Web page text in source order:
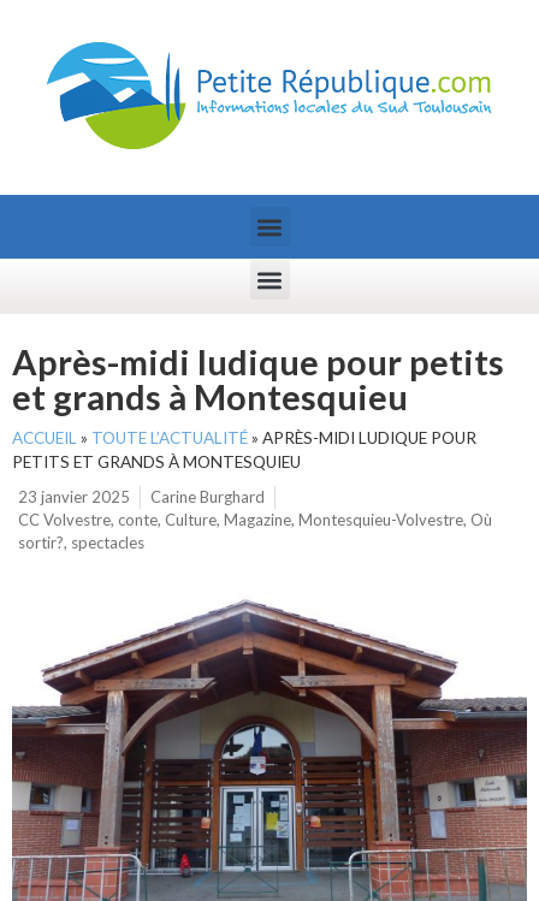
Après-midi ludique pour petits
et grands à Montesquieu
ACCUEIL » TOUTE L’ACTUALITÉ» APRÈS-MIDI LUDIQUE POUR
PETITS ET GRANDS À MONTESQUIEU
23 janvier 2025
Carine Burghard
CC Volvestre, conte, Culture, Magazine, Montesquieu-Volvestre, Où
sortir?, spectacles